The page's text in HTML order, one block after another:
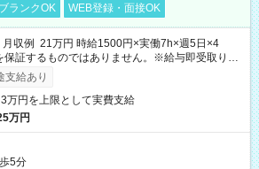
ブランクOK WEB登録・面接OK
収例 21万円 時給1500円×実働7h×週5日×4
証するものではありません。※給与即受取りサ
利用条件有）
支給あり
万円を上限として実費支給
万円
5分